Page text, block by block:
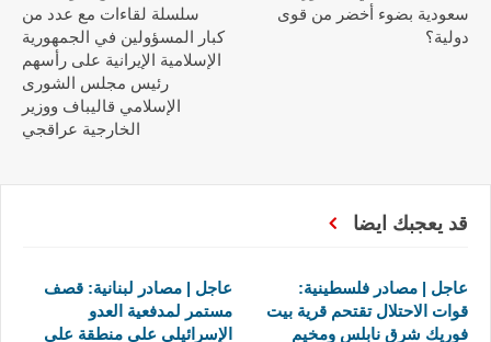
سعودية بضوء أخضر من قوى
دولية؟
سلسلة لقاءات مع عدد من
كبار المسؤولين في الجمهورية
الإسلامية الإيرانية على رأسهم
رئيس مجلس الشورى
الإسلامي قاليباف ووزير
الخارجية عراقجي
قد يعجبك ايضا
عاجل | مصادر فلسطينية:
قوات الاحتلال تقتحم قرية بيت
فوريك شرق نابلس ومخيم
عاجل | مصادر لبنانية: قصف
مستمر لمدفعية العدو
الإسرائيلي على منطقة علي